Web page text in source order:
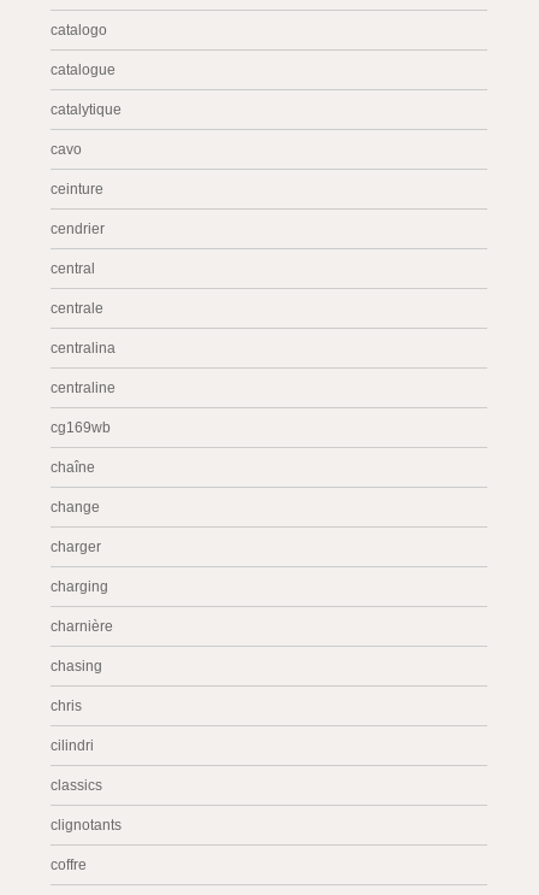
catalogo
catalogue
catalytique
cavo
ceinture
cendrier
central
centrale
centralina
centraline
cg169wb
chaîne
change
charger
charging
charnière
chasing
chris
cilindri
classics
clignotants
coffre